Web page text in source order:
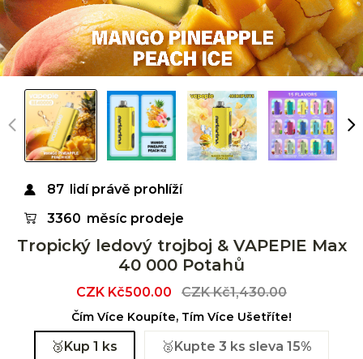
87 lidí právě prohlíží
3360 měsíc prodeje
Tropický ledový trojboj & VAPEPIE Max
40 000 Potahů
Sale
CZK Kč500.00
Regular
CZK Kč1,430.00
Čím Více Koupíte, Tím Více Ušetříte!
🥉Kup 1 ks 🥈Kupte 3 ks sleva 15%